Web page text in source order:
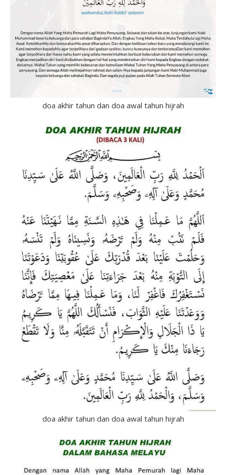
doa akhir tahun dan doa awal tahun hijrah
doa akhir tahun dan doa awal tahun hijrah